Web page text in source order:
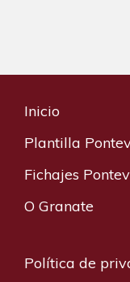
Inicio
Plantilla
Fichajes
O Granate
Política de